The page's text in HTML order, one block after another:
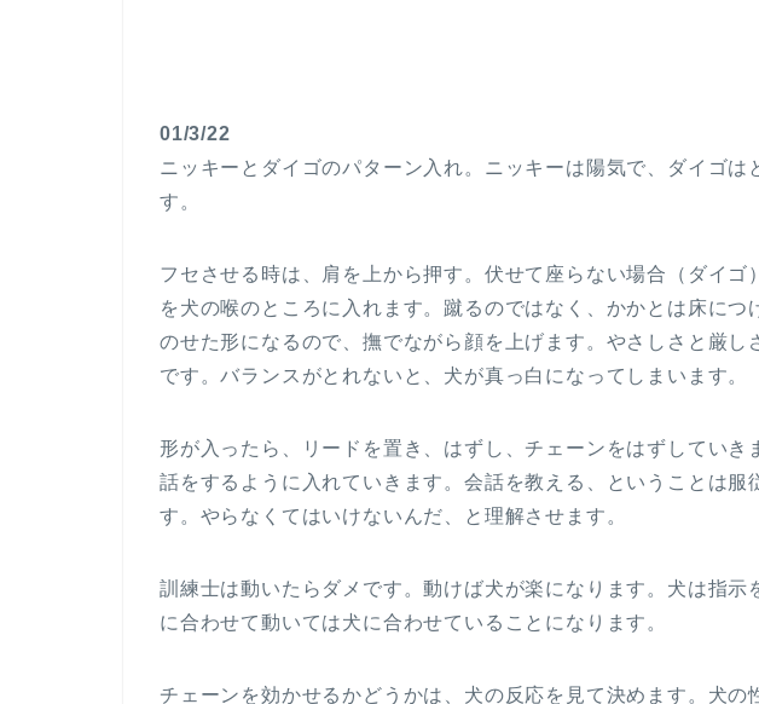
01/3/22
ニッキーとダイゴのパターン入れ。ニッキーは陽気で、ダイゴは
す。
フセさせる時は、肩を上から押す。伏せて座らない場合（ダイゴ
を犬の喉のところに入れます。蹴るのではなく、かかとは床につ
のせた形になるので、撫でながら顔を上げます。やさしさと厳し
です。バランスがとれないと、犬が真っ白になってしまいます。
形が入ったら、リードを置き、はずし、チェーンをはずしていき
話をするように入れていきます。会話を教える、ということは服
す。やらなくてはいけないんだ、と理解させます。
訓練士は動いたらダメです。動けば犬が楽になります。犬は指示
に合わせて動いては犬に合わせていることになります。
チェーンを効かせるかどうかは、犬の反応を見て決めます。犬の